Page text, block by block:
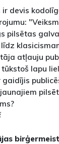
devis
pilsētas
atļauju
lapu